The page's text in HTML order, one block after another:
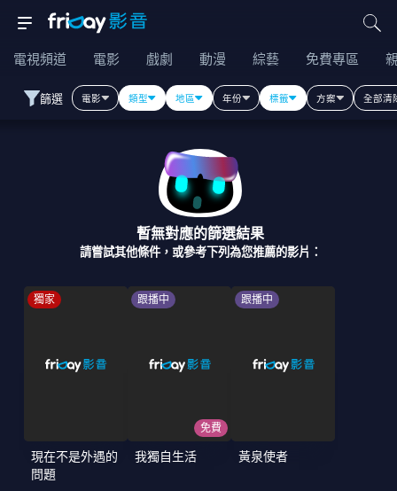
電視頻道 電影 戲劇 動漫 綜藝 免費專區
篩選 電影 類型 地區 年份 標籤 方案 全部清
暫無對應的篩選結果
請嘗試其他條件，或參考下列為您推薦的影片：
獨家
現在不是外遇的
問題
跟播中
免費
我獨自生活
跟播中
黃泉使者